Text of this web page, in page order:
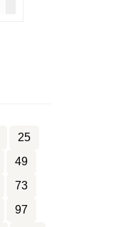
25
49
73
97